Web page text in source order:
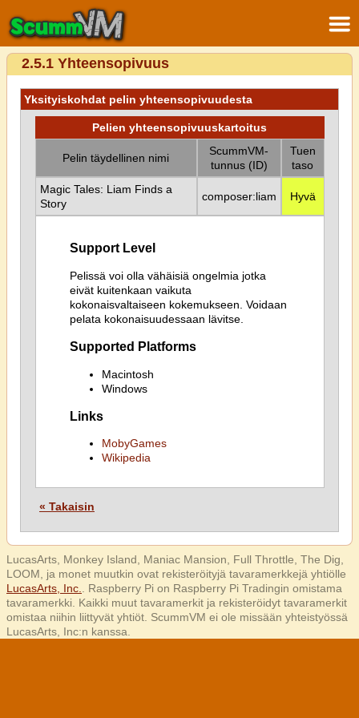
2.5.1 Yhteensopivuus
Yksityiskohdat pelin yhteensopivuudesta
Pelien yhteensopivuuskartoitus
Pelin täydellinen nimi
ScummVM-
tunnus (ID)
Tuen
taso
Magic Tales: Liam Finds a
Story
composer:liam Hyvä
Support Level
Pelissä voi olla vähäisiä ongelmia jotka
eivät kuitenkaan vaikuta
kokonaisvaltaiseen kokemukseen. Voidaan
pelata kokonaisuudessaan lävitse.
Supported Platforms
Macintosh
Windows
Links
MobyGames
Wikipedia
« Takaisin
LucasArts, Monkey Island, Maniac Mansion, Full Throttle, The Dig,
LOOM, ja monet muutkin ovat rekisteröityjä tavaramerkkejä yhtiölle
LucasArts, Inc.
. Raspberry Pi on Raspberry Pi Tradingin omistama
tavaramerkki. Kaikki muut tavaramerkit ja rekisteröidyt tavaramerkit
omistaa niihin liittyvät yhtiöt. ScummVM ei ole missään yhteistyössä
LucasArts, Inc:n kanssa.